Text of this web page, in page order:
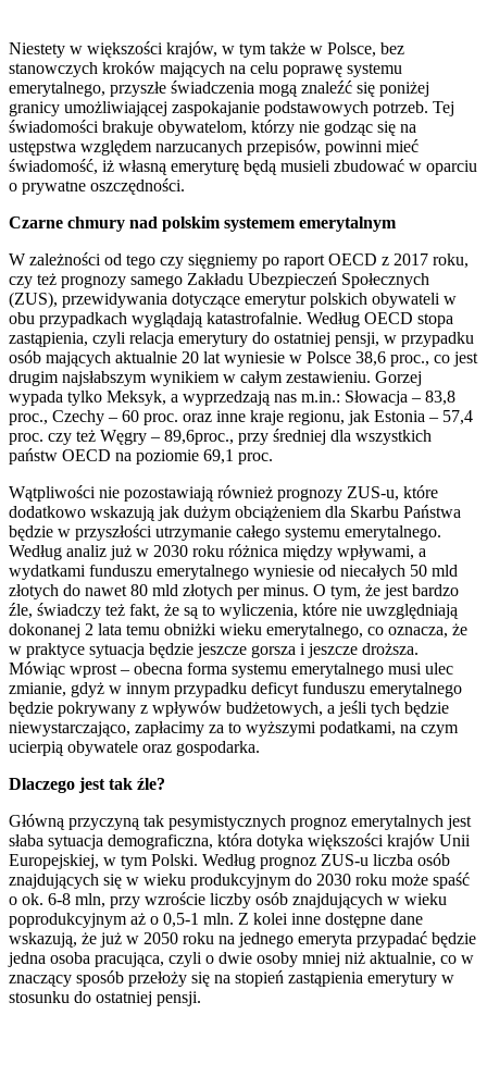
Niestety w większości krajów, w tym także w Polsce, bez
stanowczych kroków mających na celu poprawę systemu
emerytalnego, przyszłe świadczenia mogą znaleźć się poniżej
granicy umożliwiającej zaspokajanie podstawowych potrzeb. Tej
świadomości brakuje obywatelom, którzy nie godząc się na
ustępstwa względem narzucanych przepisów, powinni mieć
świadomość, iż własną emeryturę będą musieli zbudować w oparciu
o prywatne oszczędności.
Czarne chmury nad polskim systemem emerytalnym
W zależności od tego czy sięgniemy po raport OECD z 2017 roku,
czy też prognozy samego Zakładu Ubezpieczeń Społecznych
(ZUS), przewidywania dotyczące emerytur polskich obywateli w
obu przypadkach wyglądają katastrofalnie. Według OECD stopa
zastąpienia, czyli relacja emerytury do ostatniej pensji, w przypadku
osób mających aktualnie 20 lat wyniesie w Polsce 38,6 proc., co jest
drugim najsłabszym wynikiem w całym zestawieniu. Gorzej
wypada tylko Meksyk, a wyprzedzają nas m.in.: Słowacja – 83,8
proc., Czechy – 60 proc. oraz inne kraje regionu, jak Estonia – 57,4
proc. czy też Węgry – 89,6proc., przy średniej dla wszystkich
państw OECD na poziomie 69,1 proc.
Wątpliwości nie pozostawiają również prognozy ZUS-u, które
dodatkowo wskazują jak dużym obciążeniem dla Skarbu Państwa
będzie w przyszłości utrzymanie całego systemu emerytalnego.
Według analiz już w 2030 roku różnica między wpływami, a
wydatkami funduszu emerytalnego wyniesie od niecałych 50 mld
złotych do nawet 80 mld złotych per minus. O tym, że jest bardzo
źle, świadczy też fakt, że są to wyliczenia, które nie uwzględniają
dokonanej 2 lata temu obniżki wieku emerytalnego, co oznacza, że
w praktyce sytuacja będzie jeszcze gorsza i jeszcze droższa.
Mówiąc wprost – obecna forma systemu emerytalnego musi ulec
zmianie, gdyż w innym przypadku deficyt funduszu emerytalnego
będzie pokrywany z wpływów budżetowych, a jeśli tych będzie
niewystarczająco, zapłacimy za to wyższymi podatkami, na czym
ucierpią obywatele oraz gospodarka.
Dlaczego jest tak źle?
Główną przyczyną tak pesymistycznych prognoz emerytalnych jest
słaba sytuacja demograficzna, która dotyka większości krajów Unii
Europejskiej, w tym Polski. Według prognoz ZUS-u liczba osób
znajdujących się w wieku produkcyjnym do 2030 roku może spaść
o ok. 6-8 mln, przy wzroście liczby osób znajdujących w wieku
poprodukcyjnym aż o 0,5-1 mln. Z kolei inne dostępne dane
wskazują, że już w 2050 roku na jednego emeryta przypadać będzie
jedna osoba pracująca, czyli o dwie osoby mniej niż aktualnie, co w
znaczący sposób przełoży się na stopień zastąpienia emerytury w
stosunku do ostatniej pensji.